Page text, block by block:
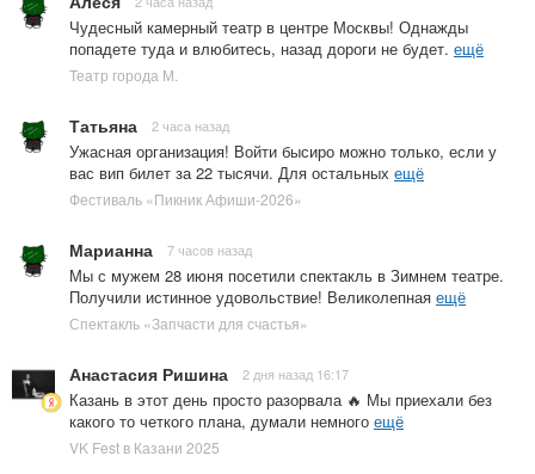
Чудесный камерный театр в центре Москвы! Однажды
попадете туда и влюбитесь, назад дороги не будет. ещё
Театр города М.
Татьяна 2 часа назад
Ужасная организация! Войти бысиро можно только, если у
вас вип билет за 22 тысячи. Для остальных ещё
Фестиваль «Пикник Афиши-2026»
Марианна 7 часов назад
Мы с мужем 28 июня посетили спектакль в Зимнем театре.
Получили истинное удовольствие! Великолепная ещё
Спектакль «Запчасти для счастья»
Анастасия Ришина 2 дня назад 16:17
Казань в этот день просто разорвала 🔥 Мы приехали без
какого то четкого плана, думали немного ещё
VK Fest в Казани 2025